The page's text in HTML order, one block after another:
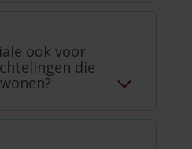
ook voor
die